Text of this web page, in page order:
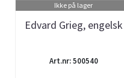
Ikke på lager
Edvard Grieg, engelsk
Art.nr: 500540